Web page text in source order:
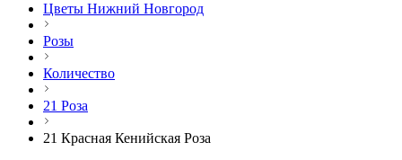
Цветы Нижний Новгород
Розы
Количество
21 Роза
21 Красная Кенийская Роза